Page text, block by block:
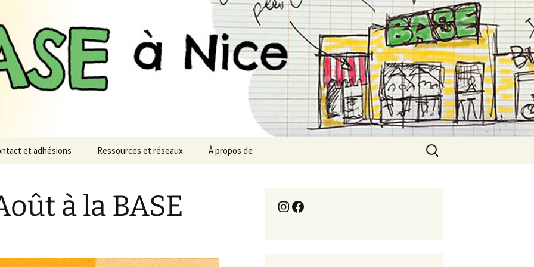
Nice
et adhésions Ressources et réseaux À propos de
Rechercher :
à la BASE Instagram
Facebook